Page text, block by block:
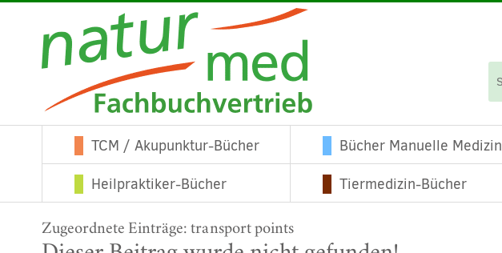
TCM / Akupunktur-Bücher Bücher Manuelle Medizin
Heilpraktiker-Bücher
Tiermedizin-Bücher
Zugeordnete Einträge: transport points